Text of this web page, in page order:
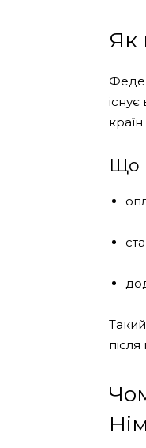
Як
Що